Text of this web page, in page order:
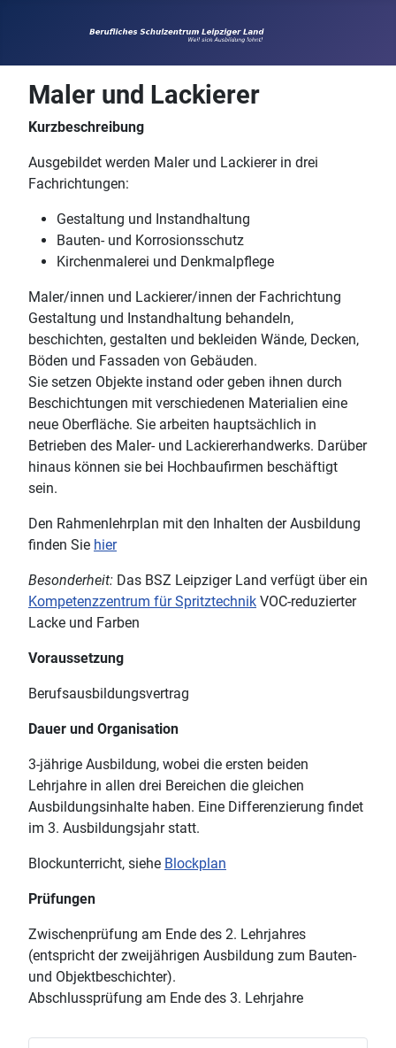
Maler und Lackierer
Kurzbeschreibung
Ausgebildet werden Maler und Lackierer in drei
Fachrichtungen:
Gestaltung und Instandhaltung
Bauten- und Korrosionsschutz
Kirchenmalerei und Denkmalpflege
Maler/innen und Lackierer/innen der Fachrichtung
Gestaltung und Instandhaltung behandeln,
beschichten, gestalten und bekleiden Wände, Decken,
Böden und Fassaden von Gebäuden.
Sie setzen Objekte instand oder geben ihnen durch
Beschichtungen mit verschiedenen Materialien eine
neue Oberfläche. Sie arbeiten hauptsächlich in
Betrieben des Maler- und Lackiererhandwerks. Darüber
hinaus können sie bei Hochbaufirmen beschäftigt
sein.
Den Rahmenlehrplan mit den Inhalten der Ausbildung
finden Sie hier
Besonderheit: Das BSZ Leipziger Land verfügt über ein
Kompetenzzentrum für Spritztechnik VOC-reduzierter
Lacke und Farben
Voraussetzung
Berufsausbildungsvertrag
Dauer und Organisation
3-jährige Ausbildung, wobei die ersten beiden
Lehrjahre in allen drei Bereichen die gleichen
Ausbildungsinhalte haben. Eine Differenzierung findet
im 3. Ausbildungsjahr statt.
Blockunterricht, siehe Blockplan
Prüfungen
Zwischenprüfung am Ende des 2. Lehrjahres
(entspricht der zweijährigen Ausbildung zum Bauten-
und Objektbeschichter).
Abschlussprüfung am Ende des 3. Lehrjahre